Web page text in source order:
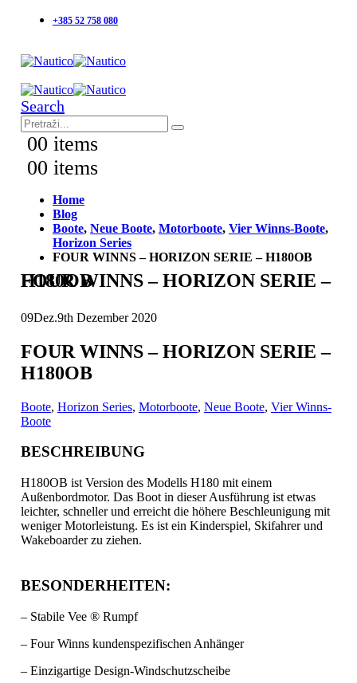
+385 52 758 080
Search
00 items
00 items
Home
Blog
Boote, Neue Boote, Motorboote, Vier Winns-Boote,
Horizon Series
FOUR WINNS – HORIZON SERIE – H180OB
FOUR WINNS – HORIZON SERIE – H180OB
09Dez.9th Dezember 2020
FOUR WINNS – HORIZON SERIE –
H180OB
Boote, Horizon Series, Motorboote, Neue Boote, Vier Winns-
Boote
BESCHREIBUNG
H180OB ist Version des Modells H180 mit einem
Außenbordmotor. Das Boot in dieser Ausführung ist etwas
leichter, schneller und erreicht die höhere Beschleunigung mit
weniger Motorleistung. Es ist ein Kinderspiel, Skifahrer und
Wakeboarder zu ziehen.
BESONDERHEITEN:
– Stabile Vee ® Rumpf
– Four Winns kundenspezifischen Anhänger
– Einzigartige Design-Windschutzscheibe